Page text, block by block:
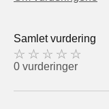
Samlet vurdering
0 vurderinger